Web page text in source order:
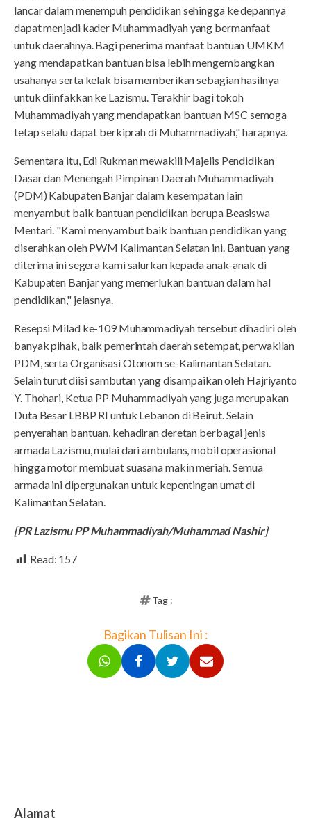
lancar dalam menempuh pendidikan sehingga ke depannya
dapat menjadi kader Muhammadiyah yang bermanfaat
untuk daerahnya. Bagi penerima manfaat bantuan UMKM
yang mendapatkan bantuan bisa lebih mengembangkan
usahanya serta kelak bisa memberikan sebagian hasilnya
untuk diinfakkan ke Lazismu. Terakhir bagi tokoh
Muhammadiyah yang mendapatkan bantuan MSC semoga
tetap selalu dapat berkiprah di Muhammadiyah," harapnya.
Sementara itu, Edi Rukman mewakili Majelis Pendidikan
Dasar dan Menengah Pimpinan Daerah Muhammadiyah
(PDM) Kabupaten Banjar dalam kesempatan lain
menyambut baik bantuan pendidikan berupa Beasiswa
Mentari. "Kami menyambut baik bantuan pendidikan yang
diserahkan oleh PWM Kalimantan Selatan ini. Bantuan yang
diterima ini segera kami salurkan kepada anak-anak di
Kabupaten Banjar yang memerlukan bantuan dalam hal
pendidikan," jelasnya.
Resepsi Milad ke-109 Muhammadiyah tersebut dihadiri oleh
banyak pihak, baik pemerintah daerah setempat, perwakilan
PDM, serta Organisasi Otonom se-Kalimantan Selatan.
Selain turut diisi sambutan yang disampaikan oleh Hajriyanto
Y. Thohari, Ketua PP Muhammadiyah yang juga merupakan
Duta Besar LBBP RI untuk Lebanon di Beirut. Selain
penyerahan bantuan, kehadiran deretan berbagai jenis
armada Lazismu, mulai dari ambulans, mobil operasional
hingga motor membuat suasana makin meriah. Semua
armada ini dipergunakan untuk kepentingan umat di
Kalimantan Selatan.
[PR Lazismu PP Muhammadiyah/Muhammad Nashir]
Read: 157
Tag :
Bagikan Tulisan Ini :
Alamat